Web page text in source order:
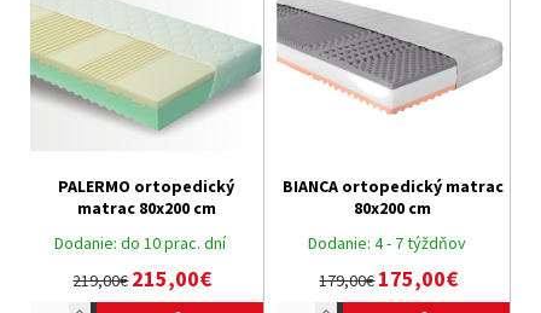
Dodanie: do 10 prac. dní
PALERMO ortopedický
matrac 80x200 cm
219,00€215,00€
Dodanie: 4 - 7 týždňov
BIANCA ortopedický matrac
80x200 cm
179,00€175,00€